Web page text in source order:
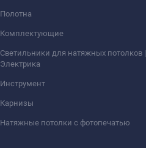
Полотна
Комплектующие
Светильники для натяжных потолков |
Электрика
Инструмент
Карнизы
Натяжные потолки с фотопечатью